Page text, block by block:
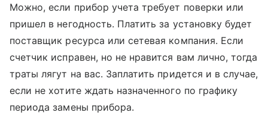
Можно, если прибор учета требует поверки или
пришел в негодность. Платить за установку будет
поставщик ресурса или сетевая компания. Если
счетчик исправен, но не нравится вам лично, тогда
траты лягут на вас. Заплатить придется и в случае,
если не хотите ждать назначенного по графику
периода замены прибора.